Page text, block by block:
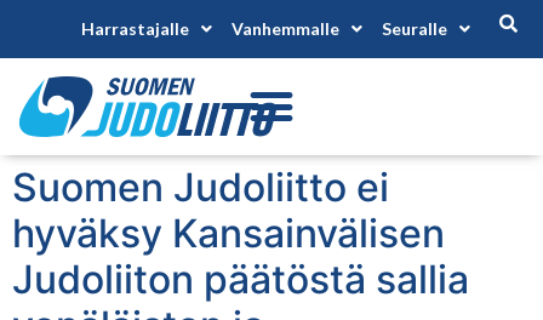
Harrastajalle Vanhemmalle Seuralle
Suomen Judoliitto ei
hyväksy Kansainvälisen
Judoliiton päätöstä sallia